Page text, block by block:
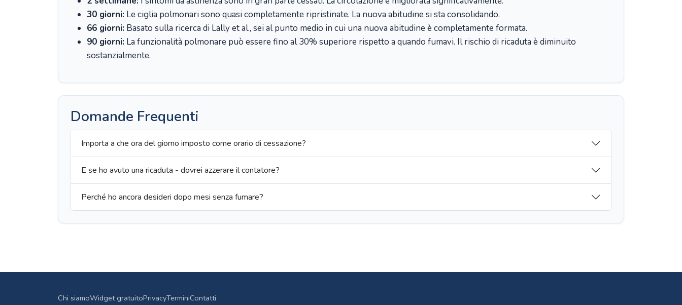
30 giorni: Le ciglia polmonari sono quasi completamente ripristinate. La nuova abitudine si sta consolidando.
66 giorni: Basato sulla ricerca di Lally et al., sei al punto medio in cui una nuova abitudine è completamente formata.
90 giorni: La funzionalità polmonare può essere fino al 30% superiore rispetto a quando fumavi. Il rischio di ricaduta è diminuito
sostanzialmente.
Domande Frequenti
Importa a che ora del giorno imposto come orario di cessazione?
E se ho avuto una ricaduta - dovrei azzerare il contatore?
Perché ho ancora desideri dopo mesi senza fumare?
Chi siamoWidget gratuitoPrivacyTerminiContatti